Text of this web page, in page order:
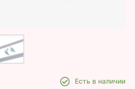
Есть в наличии